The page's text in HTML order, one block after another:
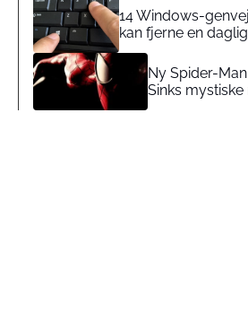
14 Windows-
kan fjerne en
Ny Spider-
Sinks